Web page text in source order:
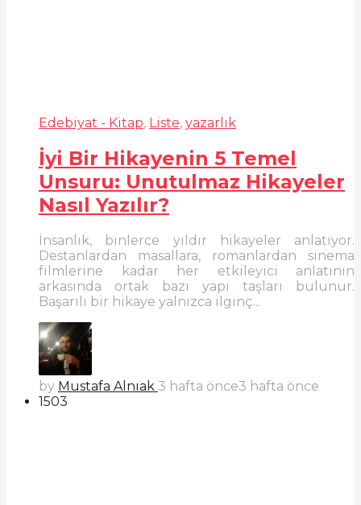
Edebiyat - Kitap, Liste, yazarlık
İyi Bir Hikayenin 5 Temel
Unsuru: Unutulmaz Hikayeler
Nasıl Yazılır?
İnsanlık, binlerce yıldır hikayeler anlatıyor.
Destanlardan masallara, romanlardan sinema
filmlerine kadar her etkileyici anlatının
arkasında ortak bazı yapı taşları bulunur.
Başarılı bir hikaye yalnızca ilginç...
by Mustafa Alnıak 3 hafta önce3 hafta önce
1503